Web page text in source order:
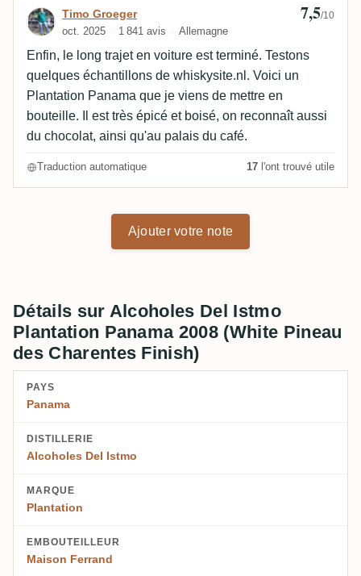
Avis de Timo Groeger
Timo Groeger
oct. 2025 1 841 avis Allemagne
7,5/10
Enfin, le long trajet en voiture est terminé. Testons
quelques échantillons de whiskysite.nl. Voici un
Plantation Panama que je viens de mettre en
bouteille. Il est très épicé et boisé, on reconnaît aussi
du chocolat, ainsi qu'au palais du café.
Traduction automatique 17 l'ont trouvé utile
Ajouter votre note
Détails sur Alcoholes Del Istmo
Plantation Panama 2008 (White Pineau
des Charentes Finish)
PAYS
Panama
DISTILLERIE
Alcoholes Del Istmo
MARQUE
Plantation
EMBOUTEILLEUR
Maison Ferrand